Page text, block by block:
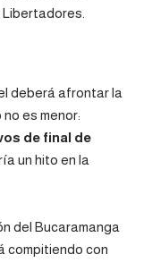
deberá afrontar la
es menor:
de final de
un hito en la
del Bucaramanga
compitiendo con